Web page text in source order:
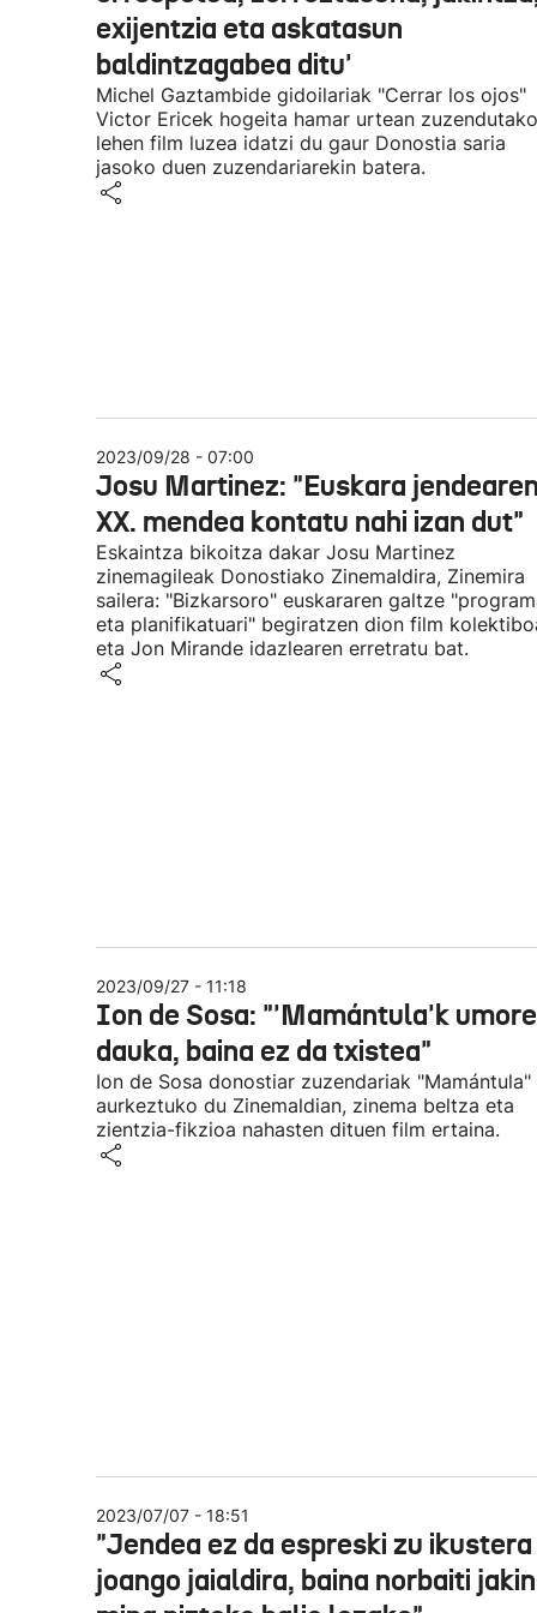
exijentzia eta askatasun
baldintzagabea ditu'
Michel Gaztambide gidoilariak "Cerrar los ojos"
Victor Ericek hogeita hamar urtean zuzendutako
lehen film luzea idatzi du gaur Donostia saria
jasoko duen zuzendariarekin batera.
2023/09/28 - 07:00
Josu Martinez: "Euskara
XX. mendea kontatu nahi izan dut"
Eskaintza bikoitza dakar Josu Martinez
zinemagileak Donostiako Zinemaldira, Zinemira
sailera: "Bizkarsoro" euskararen galtze
eta planifikatuari" begiratzen dion film
eta Jon Mirande idazlearen erretratu bat.
2023/09/27 - 11:18
Ion de Sosa: "'Mamántula'k
dauka, baina ez da txistea"
Ion de Sosa donostiar zuzendariak "Mamántula"
aurkeztuko du Zinemaldian, zinema beltza eta
zientzia-fikzioa nahasten dituen film ertaina.
2023/07/07 - 18:51
"Jendea ez da espreski zu ikustera
joango jaialdira, baina norbaiti